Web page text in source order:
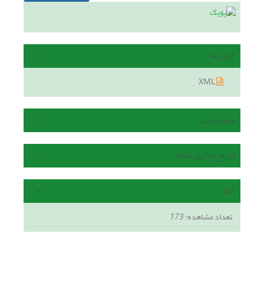
فایل ها
هم رسانی
ارجاع به این مقاله
آمار
تعداد مشاهده:173